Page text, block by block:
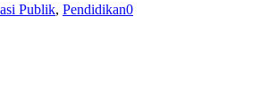
Publik, Pendidikan0